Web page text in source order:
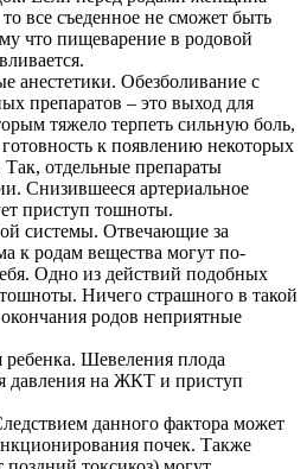
все съеденное не сможет быть
что пищеварение в родовой
анестетики. Обезболивание с
препаратов – это выход для
тяжело терпеть сильную боль,
к появлению некоторых
отдельные препараты
Снизившееся артериальное
приступ тошноты.
системы. Отвечающие за
к родам вещества могут по-
Одно из действий подобных
Ничего страшного в такой
родов неприятные
Шевеления плода
на ЖКТ и приступ
данного фактора может
почек. Также